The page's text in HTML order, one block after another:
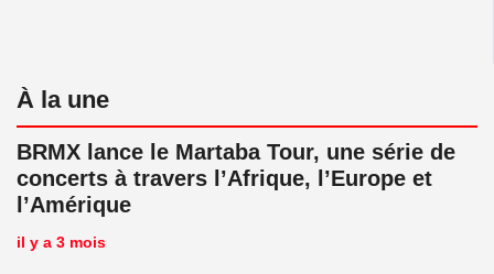
À la une
BRMX lance le Martaba Tour, une série de
concerts à travers l’Afrique, l’Europe et
l’Amérique
il y a 3 mois